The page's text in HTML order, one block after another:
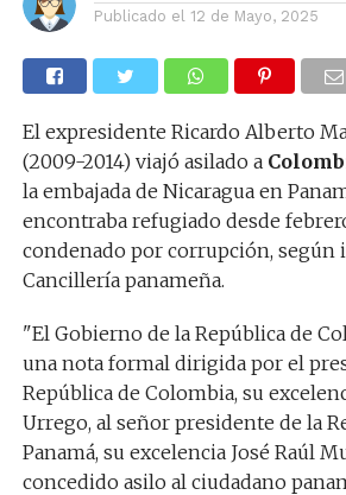
Publicado el 12 de Mayo, 2025
El expresidente Ricardo Alberto
(2009-2014) viajó asilado a
la embajada de Nicaragua en
encontraba refugiado desde
condenado por corrupción, según
Cancillería panameña.
"El Gobierno de la República de
una nota formal dirigida por el
República de Colombia, su
Urrego, al señor presidente de la
Panamá, su excelencia José Raúl
concedido asilo al ciudadano